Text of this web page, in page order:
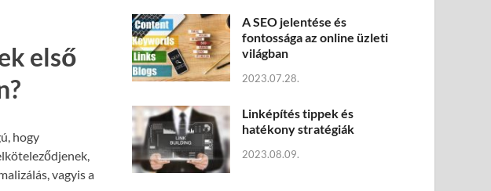
első
hogy
vagyis a
A SEO jelentése és
fontossága az online üzleti
világban
2023.07.28.
Linképítés tippek és
hatékony stratégiák
2023.08.09.